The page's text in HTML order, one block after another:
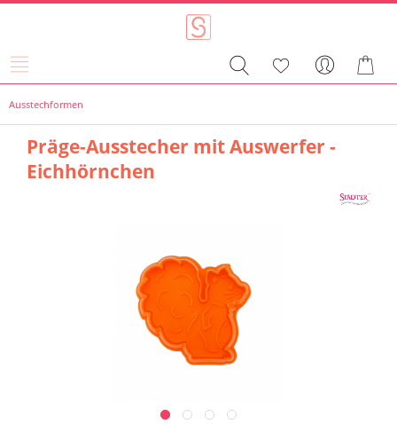
Ausstechformen
Präge-Ausstecher mit Auswerfer -
Eichhörnchen